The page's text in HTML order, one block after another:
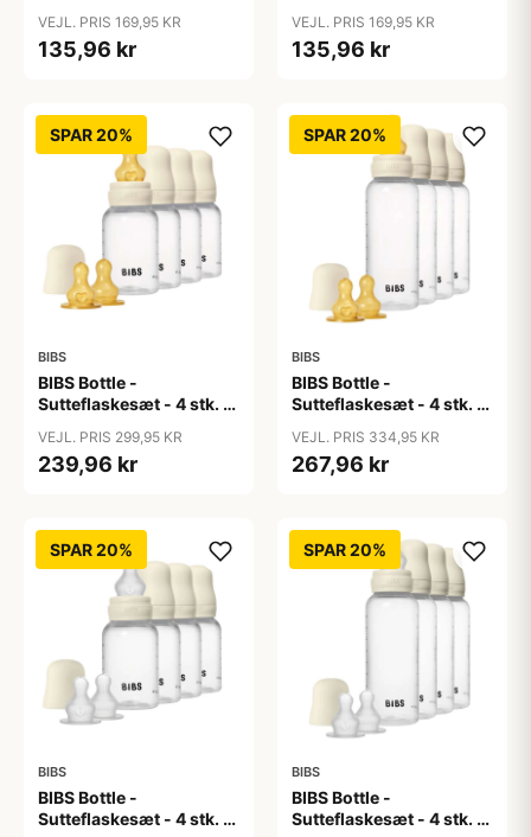
Naturgummi/Rund -
150ml/270ml - 2-Pak -
VEJL. PRIS 169,95 KR
135,96 kr
150ml/270ml - 2-Pak -
Ivory
VEJL. PRIS 169,95 KR
135,96 kr
SPAR 20%
BIBS
BIBS Bottle -
Sutteflaskesæt - 4 stk. -
150ml - Ivory
VEJL. PRIS 299,95 KR
239,96 kr
SPAR 20%
BIBS
BIBS Bottle -
Sutteflaskesæt - 4 stk. -
270ml - Ivory
VEJL. PRIS 334,95 KR
267,96 kr
SPAR 20%
BIBS
BIBS Bottle -
Sutteflaskesæt - 4 stk. -
SPAR 20%
BIBS
BIBS Bottle -
Sutteflaskesæt - 4 stk. -